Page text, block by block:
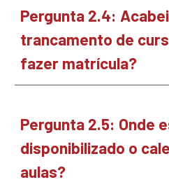
Pergunta 2.4:
trancamento de
fazer matrícula?
Pergunta 2.5: Onde
disponibilizado o
aulas?